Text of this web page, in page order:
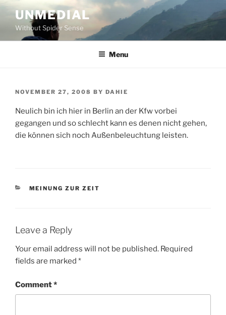
Skip
content
UNMEDIAL
Without Spider Sense
Menu
POSTED
NOVEMBER 27, 2008 BY DAHIE
Neulich bin ich hier in Berlin an der Kfw vorbei
gegangen und so schlecht kann es denen nicht gehen,
die können sich noch Außenbeleuchtung leisten.
CATEGORIES
MEINUNG ZUR ZEIT
Leave a Reply
Your email address will not be published. Required
fields are marked *
Comment*